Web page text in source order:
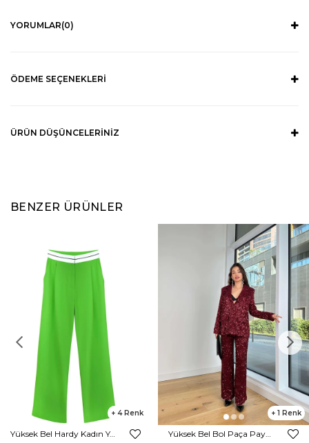
YORUMLAR(0)
ÖDEME SEÇENEKLERI
ÜRÜN DÜŞÜNCELERINIZ
BENZER ÜRÜNLER
4
Yüksek Bel Hardy Kadın Yeşil Palazzo Pantolon 23K000407
1